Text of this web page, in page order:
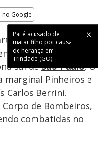
no Google
Pai é acusado de
matar filho por causa
de herança em
Trindade (GO)
superior de um
de um grande
sul deSão Paulo. O
marginal Pinheiros e
Carlos Berrini.
de Bombeiros,
combatidas no